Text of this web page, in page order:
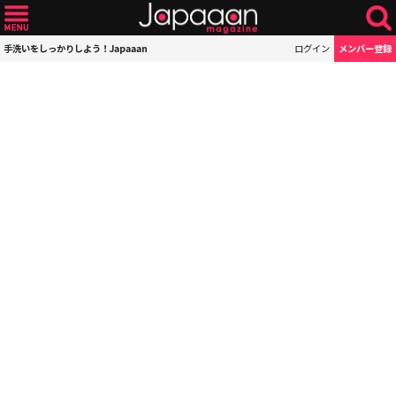
手洗いをしっかりしよう！Japaaan ログイン メンバー登録